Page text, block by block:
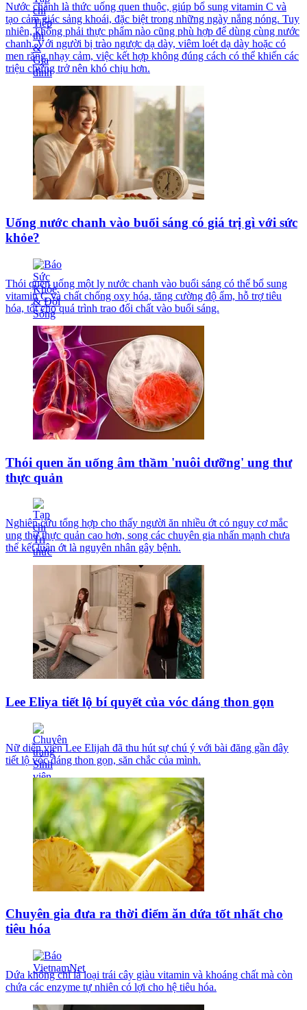
Nước chanh là thức uống quen thuộc, giúp bổ sung vitamin C và
tạo cảm giác sảng khoái, đặc biệt trong những ngày nắng nóng. Tuy
nhiên, không phải thực phẩm nào cũng phù hợp để dùng cùng nước
chanh. Với người bị trào ngược dạ dày, viêm loét dạ dày hoặc có
men răng nhạy cảm, việc kết hợp không đúng cách có thể khiến các
triệu chứng trở nên khó chịu hơn.
Uống nước chanh vào buổi sáng có giá trị gì với sức
khỏe?
Thói quen uống một ly nước chanh vào buổi sáng có thể bổ sung
vitamin C và chất chống oxy hóa, tăng cường độ ẩm, hỗ trợ tiêu
hóa, tốt cho quá trình trao đổi chất vào buổi sáng.
Thói quen ăn uống âm thầm 'nuôi dưỡng' ung thư
thực quản
Nghiên cứu tổng hợp cho thấy người ăn nhiều ớt có nguy cơ mắc
ung thư thực quản cao hơn, song các chuyên gia nhấn mạnh chưa
thể kết luận ớt là nguyên nhân gây bệnh.
Lee Eliya tiết lộ bí quyết của vóc dáng thon gọn
Nữ diễn viên Lee Elijah đã thu hút sự chú ý với bài đăng gần đây
tiết lộ vóc dáng thon gọn, săn chắc của mình.
Chuyên gia đưa ra thời điểm ăn dứa tốt nhất cho
tiêu hóa
Dứa không chỉ là loại trái cây giàu vitamin và khoáng chất mà còn
chứa các enzyme tự nhiên có lợi cho hệ tiêu hóa.